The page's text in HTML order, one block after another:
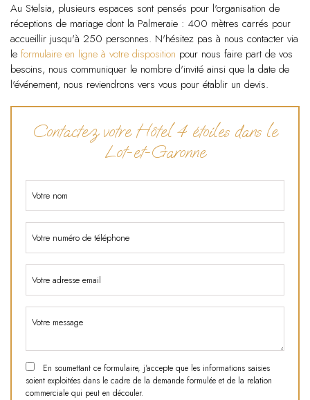
Au Stelsia, plusieurs espaces sont pensés pour l'organisation de
réceptions de mariage dont la Palmeraie : 400 mètres carrés pour
accueillir jusqu'à 250 personnes. N'hésitez pas à nous contacter via
le formulaire en ligne à votre disposition pour nous faire part de vos
besoins, nous communiquer le nombre d'invité ainsi que la date de
l'événement, nous reviendrons vers vous pour établir un devis.
Contactez votre Hôtel 4 étoiles dans le
Lot-et-Garonne
En soumettant ce formulaire, j'accepte que les informations saisies
soient exploitées dans le cadre de la demande formulée et de la relation
commerciale qui peut en découler.